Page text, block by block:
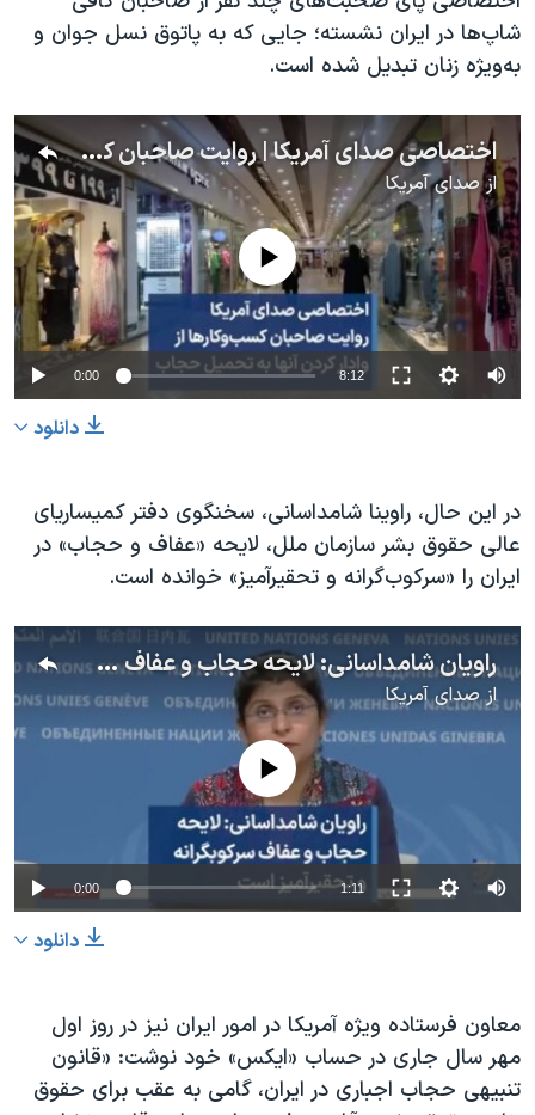
شاپ‌ها در ایران نشسته؛ جایی که به پاتوق نسل جوان و
به‌ويژه زنان تبدیل شده است.
اختصاصی صدای آمریکا | روایت صاحبان کسب‌وکارها از وادار کردن آنها به تحمیل حجاب
ازصدای آمریکا
No media source currently available
0:00 8:12
دانلود
در این حال، راوینا شامداسانی، سخنگوی دفتر کمیساریای
عالی حقوق بشر سازمان ملل، لایحه «عفاف و حجاب» در
ایران را «سرکوب‌گرانه و تحقیرآمیز» خوانده است.
راویان شامداسانی: لایحه حجاب و عفاف سرکوبگرانه و تحقیرآمیز است
ازصدای آمریکا
No media source currently available
0:00 1:11
دانلود
معاون فرستاده ویژه آمریکا در امور ایران نیز در روز اول
مهر سال جاری در حساب «ایکس» خود نوشت: «قانون
تنبیهی حجاب اجباری در ایران، گامی به عقب برای حقوق